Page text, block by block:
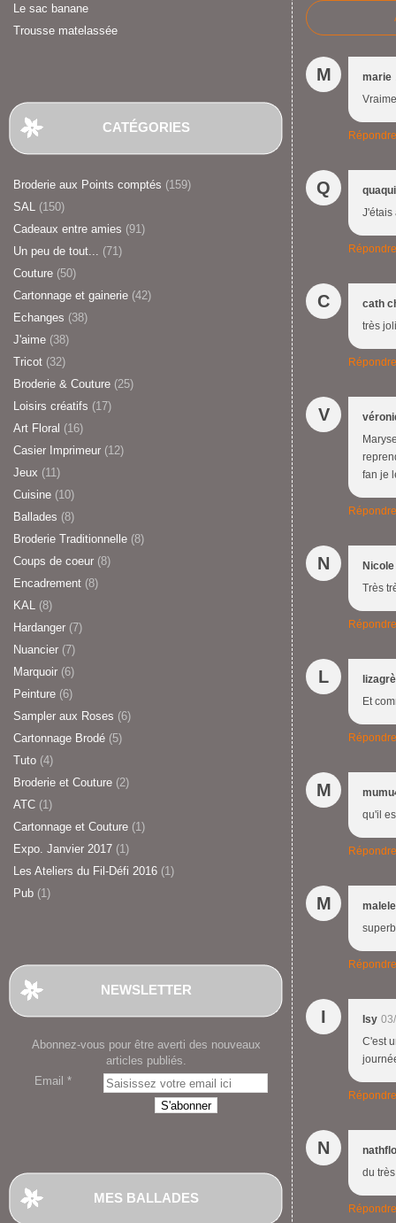
Le sac banane
Trousse matelassée
CATÉGORIES
Broderie aux Points comptés (159)
SAL (150)
Cadeaux entre amies (91)
Un peu de tout... (71)
Couture (50)
Cartonnage et gainerie (42)
Echanges (38)
J'aime (38)
Tricot (32)
Broderie & Couture (25)
Loisirs créatifs (17)
Art Floral (16)
Casier Imprimeur (12)
Jeux (11)
Cuisine (10)
Ballades (8)
Broderie Traditionnelle (8)
Coups de coeur (8)
Encadrement (8)
KAL (8)
Hardanger (7)
Nuancier (7)
Marquoir (6)
Peinture (6)
Sampler aux Roses (6)
Cartonnage Brodé (5)
Tuto (4)
Broderie et Couture (2)
ATC (1)
Cartonnage et Couture (1)
Expo. Janvier 2017 (1)
Les Ateliers du Fil-Défi 2016 (1)
Pub (1)
NEWSLETTER
Abonnez-vous pour être averti des nouveaux
articles publiés.
Email
MES BALLADES
M marie
Répondre
Q
J'étais
Répondre
C
cath
très
Répondre
V
fan je
Répondre
N
Très
Répondre
L
Et
Répondre
M
qu'il
Répondre
M
malele
Répondre
I Isy
C'est
Répondre
N
nathflo
du
Répondre